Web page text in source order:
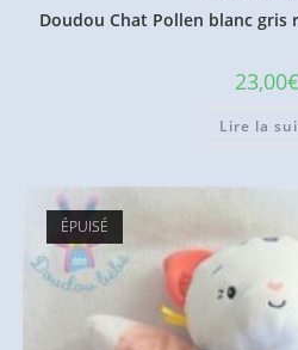
Doudou Chat Pollen blanc gris
23,00€
Lire la
ÉPUISÉ